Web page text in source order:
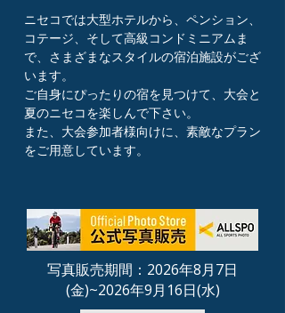
ニセコでは大型ホテルから、ペンション、
コテージ、そして高級コンドミニアムま
で、さまざまなスタイルの宿泊施設がござ
います。
ご自身にぴったりの宿を見つけて、大会と
夏のニセコを楽しんで下さい。
​また、大会参加者様向けに、素敵なプラン
をご用意しています。
写真販売期間：2026年8月7日
(金)~2026年9月16日(水)